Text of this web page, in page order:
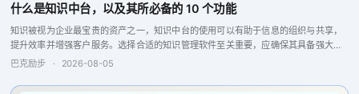
什么是知识中台，以及其所必备的 10 个功能
知识被视为企业最宝贵的资产之一，知识中台的使用可以有助于信息的组织与共享，
提升效率并增强客户服务。选择合适的知识管理软件至关重要，应确保其具备强大的
搜索引擎、问答引擎以及报告分析和反馈功能，这些特点将提升团队的协作与生产
巴克励步 · 2026-08-05